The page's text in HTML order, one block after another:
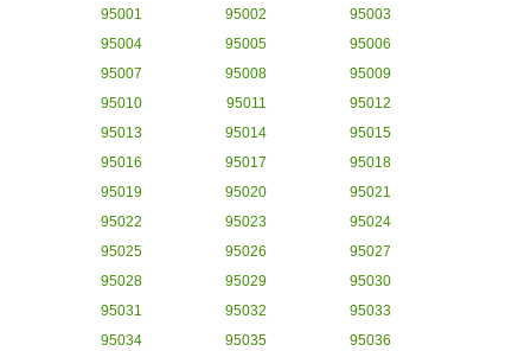
95001 95002
95003
95004
95005
95006
95007
95008
95009
95010
95011
95012
95013
95014
95015
95016
95017
95018
95019
95020
95021
95022
95023
95024
95025
95026
95027
95028
95029
95030
95031
95032
95033
95034
95035
95036